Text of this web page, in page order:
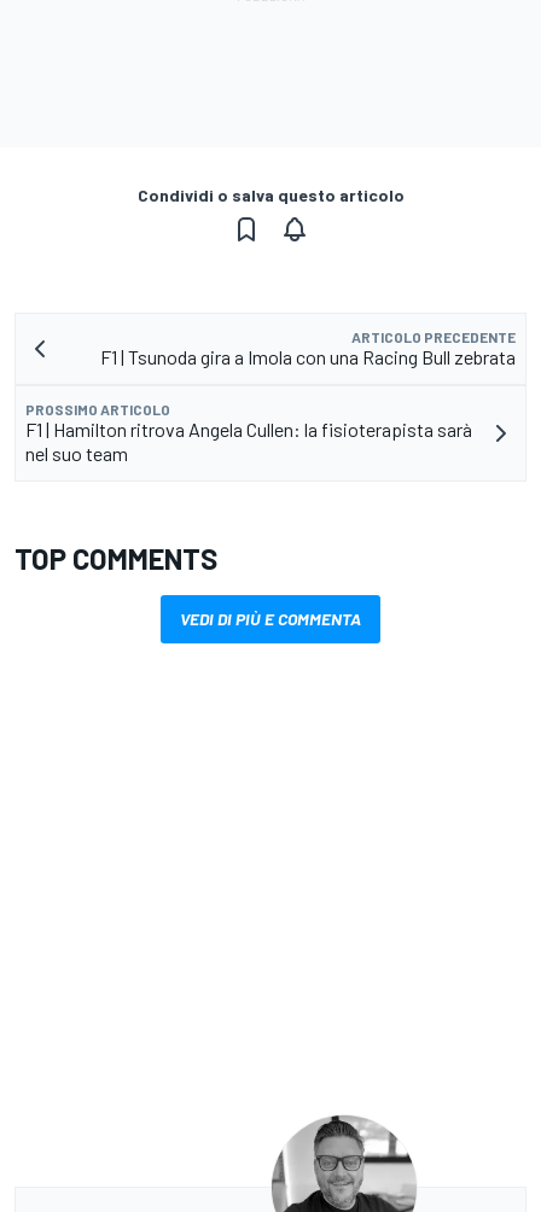
Condividi o salva questo articolo
ARTICOLO PRECEDENTE
F1 | Tsunoda gira a Imola con una Racing Bull zebrata
PROSSIMO ARTICOLO
F1 | Hamilton ritrova Angela Cullen: la fisioterapista sarà
nel suo team
TOP COMMENTS
VEDI DI PIÙ E COMMENTA